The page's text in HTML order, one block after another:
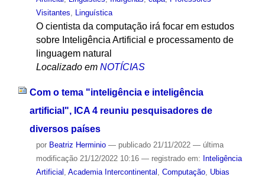
Visitantes, Linguística
O cientista da computação irá focar em estudos
sobre Inteligência Artificial e processamento de
linguagem natural
Localizado em NOTÍCIAS
Com o tema "inteligência e inteligência
artificial", ICA 4 reuniu pesquisadores de
diversos países
por Beatriz Herminio — publicado21/11/2022 — última
modificação21/12/2022 10:16 — registrado em: Inteligência
Artificial
Academia Intercontinental Computação, Ubias